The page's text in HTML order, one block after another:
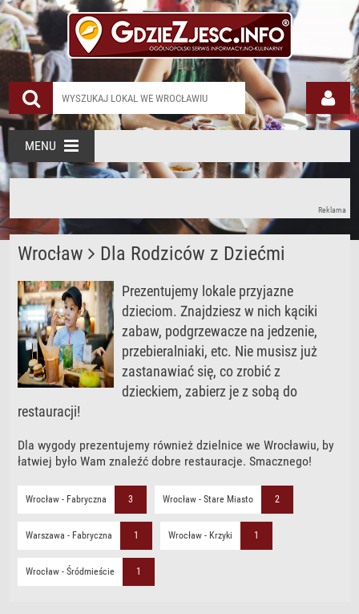
MENU
Reklama
Wrocław Dla Rodziców z Dziećmi
Prezentujemy lokale przyjazne
dzieciom. Znajdziesz w nich kąciki
zabaw, podgrzewacze na jedzenie,
przebieralniaki, etc. Nie musisz już
zastanawiać się, co zrobić z
dzieckiem, zabierz je z sobą do
restauracji!
Dla wygody prezentujemy również dzielnice we Wrocławiu, by
łatwiej było Wam znaleźć dobre restauracje. Smacznego!
Wrocław - Fabryczna 3 Wrocław - Stare Miasto 2
Warszawa - Fabryczna 1 Wrocław - Krzyki 1
Wrocław - Śródmieście 1